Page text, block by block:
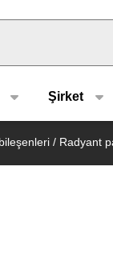
Şirket
/ Radyant